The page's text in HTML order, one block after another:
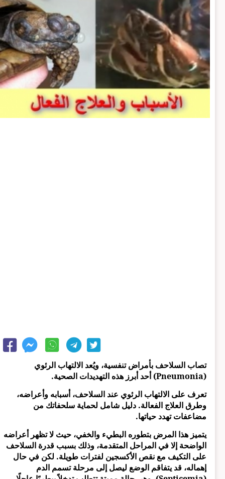
تصاب السلاحف بأمراض تنفسية، ويُعد الالتهاب الرئوي
تعرف على الالتهاب الرئوي عند السلاحف، أسبابه وأعراضه،
وطرق العلاج الفعالة. دليل شامل لحماية سلحفاتك من
مضاعفات تهدد حياتها.
يتميز هذا المرض بتطوره البطيء والخفي، حيث لا تظهر أعراضه
الواضحة إلا في المراحل المتقدمة، وذلك بسبب قدرة السلاحف
على التكيف مع نقص الأكسجين لفترات طويلة. لكن في حال
إهماله، قد يتفاقم الوضع ليصل إلى مرحلة تسمم الدم